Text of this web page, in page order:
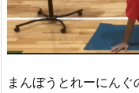
まんぼうとれーにん